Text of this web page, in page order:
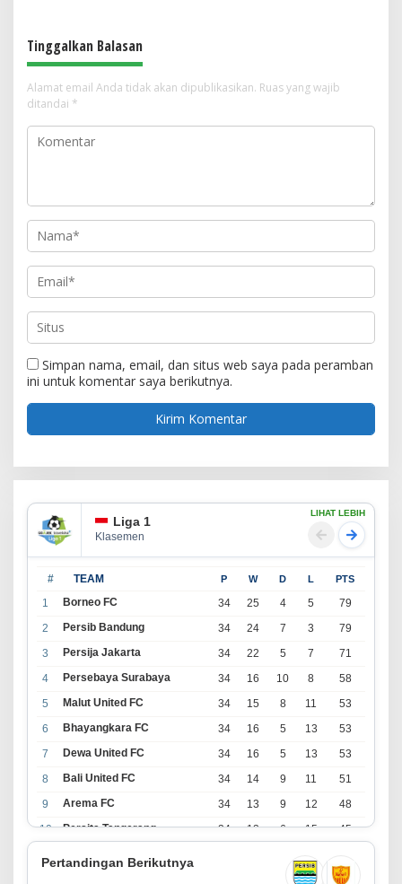
Tinggalkan Balasan
Alamat email Anda tidak akan dipublikasikan. Ruas yang wajib
ditandai *
Simpan nama, email, dan situs web saya pada peramban
ini untuk komentar saya berikutnya.
Liga 1
Klasemen
LIHAT LEBIH
# TEAM P W D L PTS
1 Borneo FC 34 25 4 5
79
2
Persib Bandung 34 24 7 3
79
3
Persija Jakarta 34 22 5 7
71
4
Persebaya Surabaya 34 16 10 8
58
5
Malut United FC 34 15 8 11
53
6
Bhayangkara FC 34 16 5 13
53
7
Dewa United FC 34 16 5 13
53
8
Bali United FC 34 14 9 11
51
9
Arema FC 34 13 9 12
48
10
Persita Tangerang 34 13 6 15
45
17 39
Pertandingan Berikutnya